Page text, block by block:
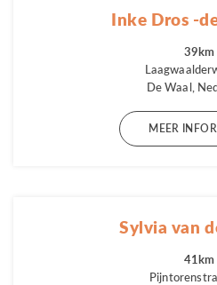
Inke Dros -
39km
De Waal,
MEER
Sylvia van
41km